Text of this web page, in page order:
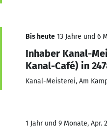
Bis heute 13 Jahre und 6
Inhaber Kanal-
Kanal-Café) in
Kanal-Meisterei, Am
1 Jahr und 9 Monate, Apr.